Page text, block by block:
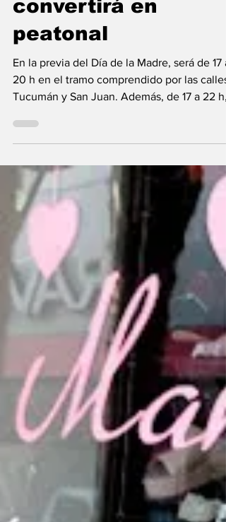
avenida San Martín
en San Lorenzo se
convertirá en
peatonal
En la previa del Día de la Madre, será de 17 a
en el Paseo del Pino habrá espectáculos de
canto y baile, música, food trucks,
de galletitas y un taller de porcelana fría.
sábado entre las 17 y las 20 h la avenida San
Martín de San Lorenzo se convertirá en
peatonal para potenciar al comercio local a
horas del Día de la Madre. Además, de 17 a
h , en el Paseo del Pino habrá